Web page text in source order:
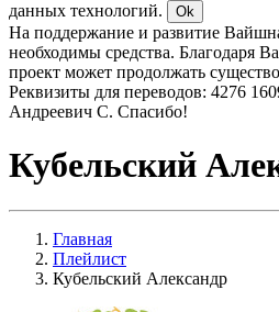
данных технологий.
Ok
На поддержание и развитие
необходимы средства. Благодаря
проект может продолжать
Реквизиты для переводов: 4276
Андреевич С. Спасибо!
Кубельский
Главная
Плейлист
Кубельский Александр